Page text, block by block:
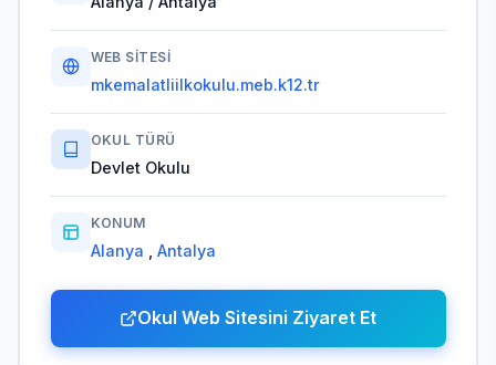
WEB SITESI
mkemalatliilkokulu.meb.k12.tr
OKUL TÜRÜ
Devlet Okulu
KONUM
Alanya Antalya
Okul Web Sitesini Ziyaret Et